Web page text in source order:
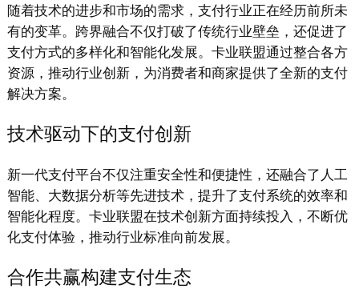
随着技术的进步和市场的需求，支付行业正在经历前所未
有的变革。跨界融合不仅打破了传统行业壁垒，还促进了
支付方式的多样化和智能化发展。卡业联盟通过整合各方
资源，推动行业创新，为消费者和商家提供了全新的支付
解决方案。
技术驱动下的支付创新
新一代支付平台不仅注重安全性和便捷性，还融合了人工
智能、大数据分析等先进技术，提升了支付系统的效率和
智能化程度。卡业联盟在技术创新方面持续投入，不断优
化支付体验，推动行业标准向前发展。
合作共赢构建支付生态